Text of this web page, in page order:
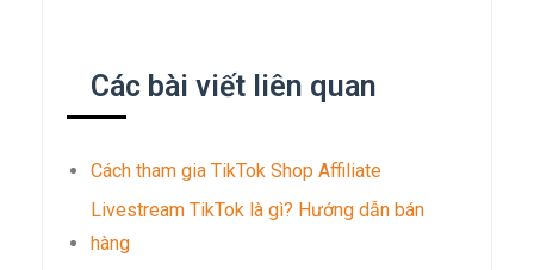
Các bài viết liên quan
Cách tham gia TikTok Shop Affiliate
Livestream TikTok là gì? Hướng dẫn bán
hàng